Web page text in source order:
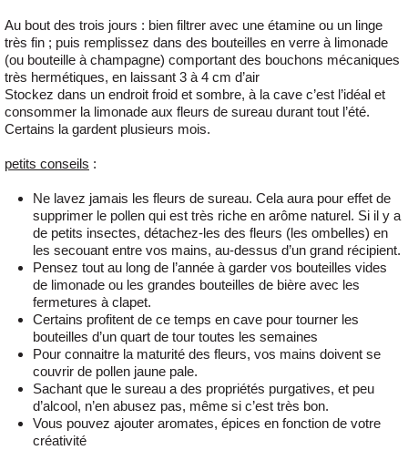
Au bout des trois jours : bien filtrer avec une étamine ou un linge
très fin ; puis remplissez dans des bouteilles en verre à limonade
(ou bouteille à champagne) comportant des bouchons mécaniques
très hermétiques, en laissant 3 à 4 cm d’air
Stockez dans un endroit froid et sombre, à la cave c’est l’idéal et
consommer la limonade aux fleurs de sureau durant tout l’été.
Certains la gardent plusieurs mois.
petits conseils :
Ne lavez jamais les fleurs de sureau. Cela aura pour effet de
supprimer le pollen qui est très riche en arôme naturel. Si il y a
de petits insectes, détachez-les des fleurs (les ombelles) en
les secouant entre vos mains, au-dessus d’un grand récipient.
Pensez tout au long de l’année à garder vos bouteilles vides
de limonade ou les grandes bouteilles de bière avec les
fermetures à clapet.
Certains profitent de ce temps en cave pour tourner les
bouteilles d’un quart de tour toutes les semaines
Pour connaitre la maturité des fleurs, vos mains doivent se
couvrir de pollen jaune pale.
Sachant que le sureau a des propriétés purgatives, et peu
d’alcool, n’en abusez pas, même si c’est très bon.
Vous pouvez ajouter aromates, épices en fonction de votre
créativité